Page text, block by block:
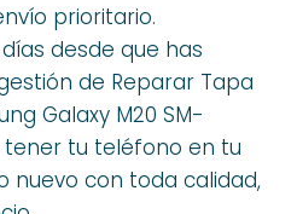
prioritario.
desde que has
de Reparar Tapa
Galaxy M20 SM-
tener tu teléfono en tu
nuevo con toda calidad,